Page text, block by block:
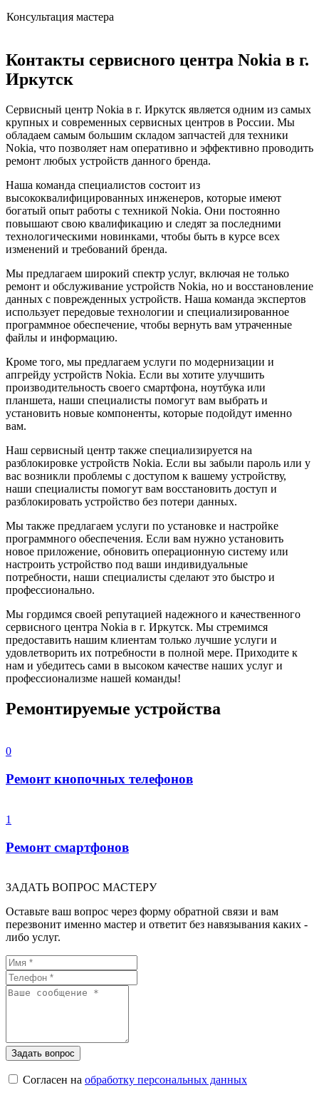
Консультация мастера
Контакты сервисного центра Nokia в г.
Иркутск
Сервисный центр Nokia в г. Иркутск является одним из самых
крупных и современных сервисных центров в России. Мы
обладаем самым большим складом запчастей для техники
Nokia, что позволяет нам оперативно и эффективно проводить
ремонт любых устройств данного бренда.
Наша команда специалистов состоит из
высококвалифицированных инженеров, которые имеют
богатый опыт работы с техникой Nokia. Они постоянно
повышают свою квалификацию и следят за последними
технологическими новинками, чтобы быть в курсе всех
изменений и требований бренда.
Мы предлагаем широкий спектр услуг, включая не только
ремонт и обслуживание устройств Nokia, но и восстановление
данных с поврежденных устройств. Наша команда экспертов
использует передовые технологии и специализированное
программное обеспечение, чтобы вернуть вам утраченные
файлы и информацию.
Кроме того, мы предлагаем услуги по модернизации и
апгрейду устройств Nokia. Если вы хотите улучшить
производительность своего смартфона, ноутбука или
планшета, наши специалисты помогут вам выбрать и
установить новые компоненты, которые подойдут именно
вам.
Наш сервисный центр также специализируется на
разблокировке устройств Nokia. Если вы забыли пароль или у
вас возникли проблемы с доступом к вашему устройству,
наши специалисты помогут вам восстановить доступ и
разблокировать устройство без потери данных.
Мы также предлагаем услуги по установке и настройке
программного обеспечения. Если вам нужно установить
новое приложение, обновить операционную систему или
настроить устройство под ваши индивидуальные
потребности, наши специалисты сделают это быстро и
профессионально.
Мы гордимся своей репутацией надежного и качественного
сервисного центра Nokia в г. Иркутск. Мы стремимся
предоставить нашим клиентам только лучшие услуги и
удовлетворить их потребности в полной мере. Приходите к
нам и убедитесь сами в высоком качестве наших услуг и
профессионализме нашей команды!
Ремонтируемые устройства
0
Ремонт кнопочных телефонов
1
Ремонт смартфонов
ЗАДАТЬ ВОПРОС МАСТЕРУ
Оставьте ваш вопрос через форму обратной связи и вам
перезвонит именно мастер и ответит без навязывания каких -
либо услуг.
Согласен на обработку персональных данных